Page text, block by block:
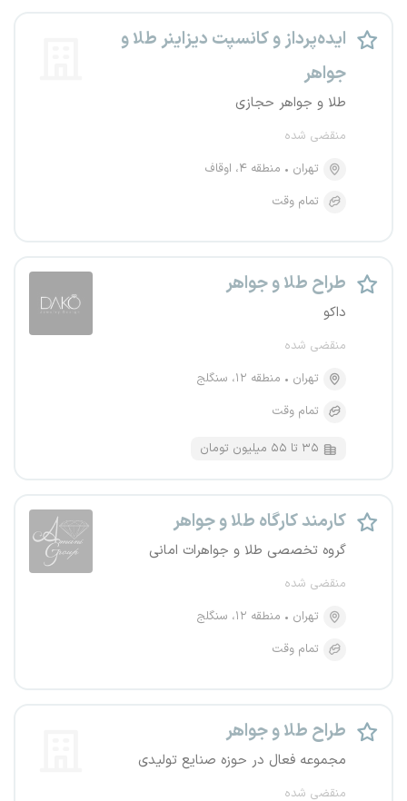
ایده‌پرداز و کانسپت دیزاینر طلا و
جواهر
طلا و جواهر حجازی
منقضی شده
تهران
منطقه ۴، اوقاف
تمام وقت
طراح طلا و جواهر
داکو
منقضی شده
تهران
منطقه ۱۲، سنگلج
تمام وقت
۳۵ تا ۵۵ میلیون تومان
کارمند کارگاه طلا و جواهر
گروه تخصصی طلا و جواهرات امانی
منقضی شده
تهران
منطقه ۱۲، سنگلج
تمام وقت
طراح طلا و جواهر
مجموعه فعال در حوزه صنایع تولیدی
منقضی شده